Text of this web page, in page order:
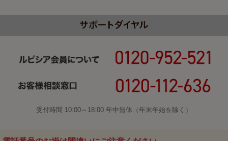
受付時間 10:00～18:00 年中無休（年末年始を除く）